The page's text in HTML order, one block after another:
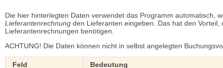
Die hier hinterlegten Daten verwendet das Programm automatisch,
Lieferantenrechnung den Lieferanten eingeben. Das hat den
Lieferantenrechnungen benötigen.
ACHTUNG! Die Daten können nicht in selbst angelegten
Feld Bedeutung